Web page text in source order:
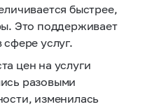
быстрее,
Это поддерживает
услуг.
цен на услуги
разовыми
изменилась